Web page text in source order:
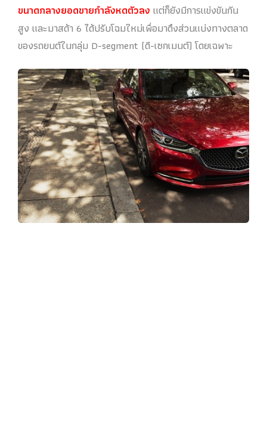
ขนาดกลางยอดขายกำลังหดตัวลง แต่ก็ยังมีการแข่งขันกัน
สูง และมาสด้า 6 ได้ปรับโฉมใหม่เพื่อมาดึงส่วนแบ่งทางตลาด
ของรถยนต์ในกลุ่ม D-segment (ดี-เซกเมนต์) โดยเฉพาะ